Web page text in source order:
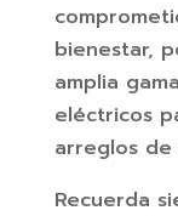
bienestar,
amplia
eléctricos
arreglos de
Recuerda